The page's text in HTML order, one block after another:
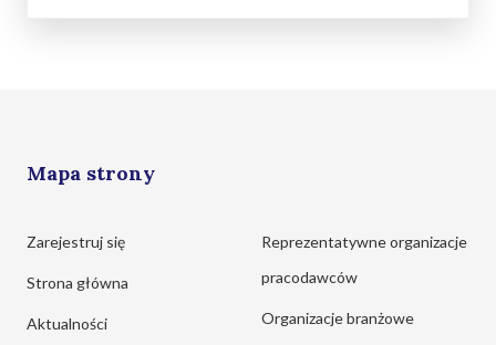
Mapa strony
Zarejestruj się
Strona główna
Aktualności
Reprezentatywne organizacje
pracodawców
Organizacje branżowe